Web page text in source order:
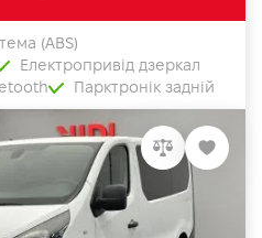
(ABS)
Електропривід дзеркал
Парктронік задній